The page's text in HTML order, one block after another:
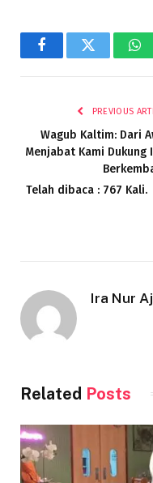
FacebookTwitter
PREVIOUS
Wagub Kaltim: Dari
Menjabat Kami Dukung
Telah dibaca : 767 Kali.
Ira Nur
Related Posts